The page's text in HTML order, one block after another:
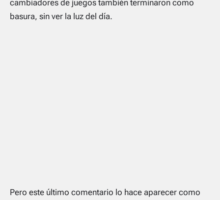
cambiadores de juegos también terminaron como
basura, sin ver la luz del día.
Pero este último comentario lo hace aparecer como